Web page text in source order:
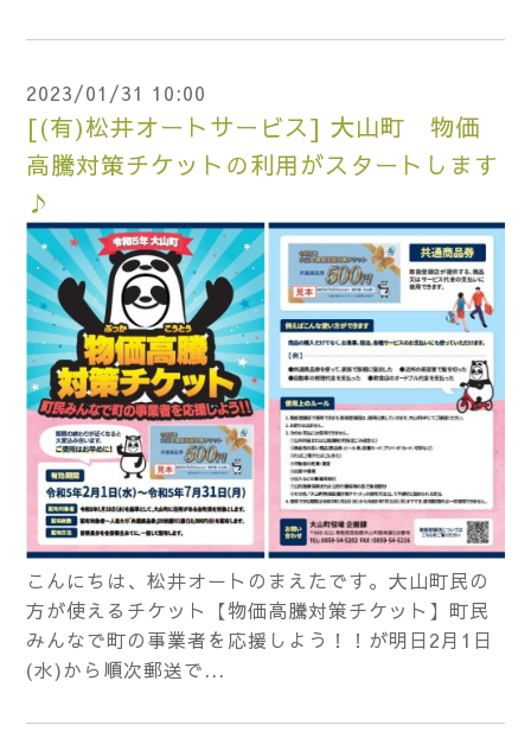
2023/01/31 10:00
[(有)松井オートサービス] 大山町 物価
高騰対策チケットの利用がスタートします
♪
こんにちは、松井オートのまえたです。大山町民の
方が使えるチケット【物価高騰対策チケット】町民
みんなで町の事業者を応援しよう！！が明日2月1日
(水)から順次郵送で...